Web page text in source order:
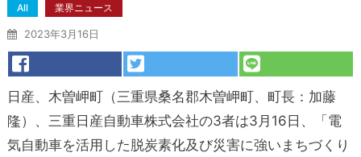
All 業界ニュース
2023年3月16日
日産、木曽岬町（三重県桑名郡木曽岬町、町長：加藤
隆）、三重日産自動車株式会社の3者は3月16日、「電
気自動車を活用した脱炭素化及び災害に強いまちづくり